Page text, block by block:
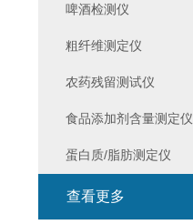
啤酒检测仪
粗纤维测定仪
农药残留测试仪
食品添加剂含量测定仪
蛋白质/脂肪测定仪
查看更多